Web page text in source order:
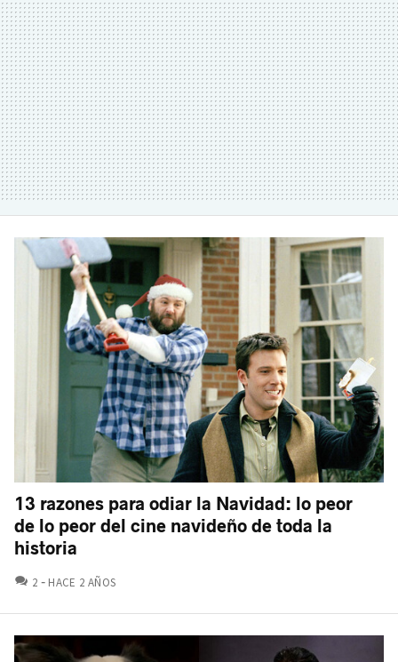
13 razones para odiar la Navidad: lo peor
de lo peor del cine navideño de toda la
historia
2 COMENTARIOS
HACE 2 AÑOS